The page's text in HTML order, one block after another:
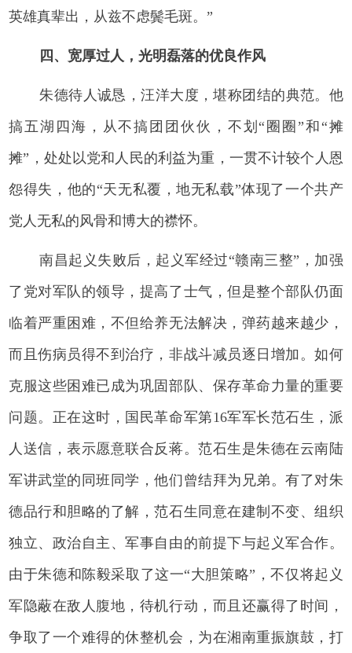
英雄真辈出，从兹不虑鬓毛斑。”
四、宽厚过人，光明磊落的优良作风
朱德待人诚恳，汪洋大度，堪称团结的典范。他
搞五湖四海，从不搞团团伙伙，不划“圈圈”和“摊
摊”，处处以党和人民的利益为重，一贯不计较个人恩
怨得失，他的“天无私覆，地无私载”体现了一个共产
党人无私的风骨和博大的襟怀。
南昌起义失败后，起义军经过“赣南三整”，加强
了党对军队的领导，提高了士气，但是整个部队仍面
临着严重困难，不但给养无法解决，弹药越来越少，
而且伤病员得不到治疗，非战斗减员逐日增加。如何
克服这些困难已成为巩固部队、保存革命力量的重要
问题。正在这时，国民革命军第16军军长范石生，派
人送信，表示愿意联合反蒋。范石生是朱德在云南陆
军讲武堂的同班同学，他们曾结拜为兄弟。有了对朱
德品行和胆略的了解，范石生同意在建制不变、组织
独立、政治自主、军事自由的前提下与起义军合作。
由于朱德和陈毅采取了这一“大胆策略”，不仅将起义
军隐蔽在敌人腹地，待机行动，而且还赢得了时间，
争取了一个难得的休整机会，为在湘南重振旗鼓，打